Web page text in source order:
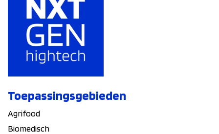
Toepassingsgebieden
Agrifood
Biomedisch